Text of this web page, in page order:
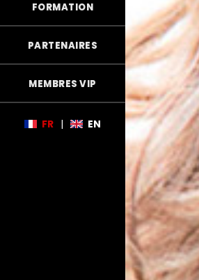
FORMATION
PARTENAIRES
MEMBRES VIP
FR | EN